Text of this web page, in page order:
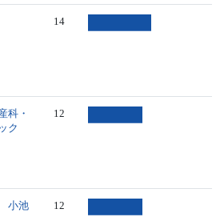
14
・
ク
12
小池
12